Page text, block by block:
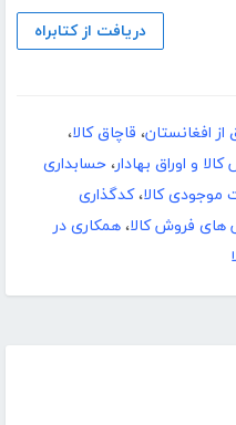
دریافت از کتابراه
از افغانستان، قاچاق کالا،
و اوراق بهادار، حسابداری
موجودی کالا،کدگذاری
های فروش کالا، همکاری در